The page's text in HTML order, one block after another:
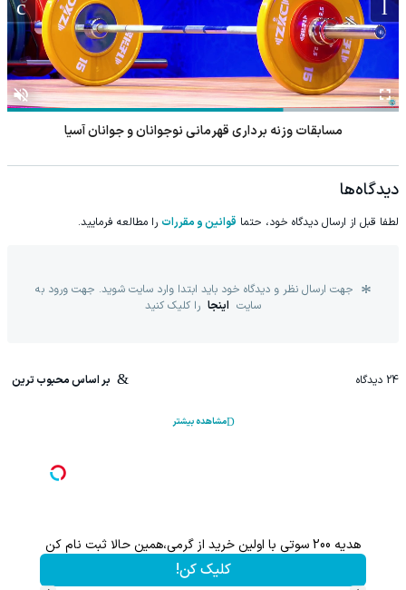
مسابقات وزنه برداری قهرمانی نوجوانان و جوانان آسیا
دیدگاه‌ها
لطفا قبل از ارسال دیدگاه خود، حتما قوانین و مقررات را مطالعه فرمایید.
جهت ارسال نظر و دیدگاه خود باید ابتدا وارد سایت شوید. جهت ورود به
سایت اینجا را کلیک کنید
24 دیدگاه بر اساس محبوب ترین
مشاهده بیشتر
هدیه 200 سوتی با اولین خرید از گرمی،همین حالا ثبت نام کن
کلیک کن!